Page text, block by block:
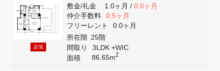
定借
敷金/礼金 1.0ヶ月/ 0.0ヶ月
仲介手数料
0.5ヶ月
フリーレント
0.0ヶ月
所在階 25階
間取り
3LDK +WIC
面積
86.65m2